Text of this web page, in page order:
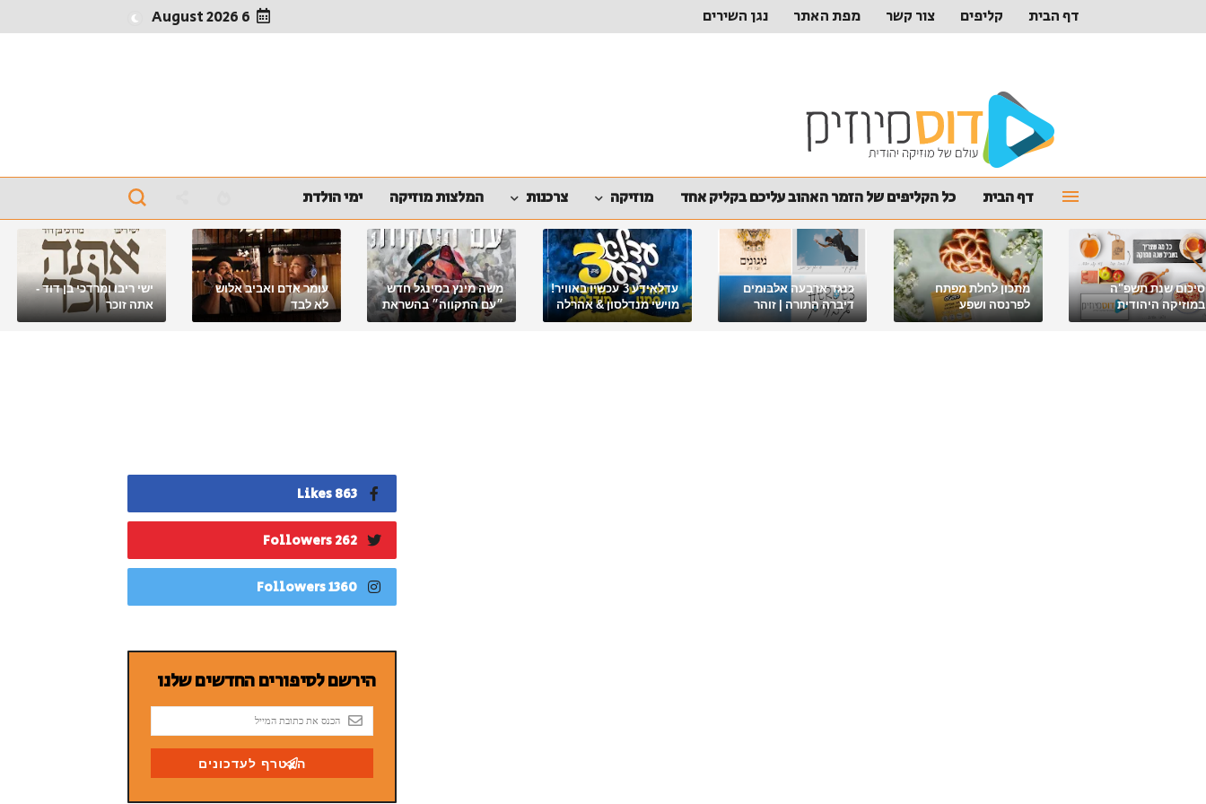
דף הבית קליפים צור קשר מפת האתר נגן השירים 6 August 2026
דף הבית כל הקליפים של הזמר האהוב עליכם בקליק אחד מוזיקה צרכנות המלצות מוזיקה ימי הולדת
סיכום שנת תשפ"ה
במוזיקה היהודית
מתכון לחלת מפתח
לפרנסה ושפע
כנגד ארבעה אלבומים
דיברה התורה | זוהר
מלאכי
עדלאידע 3 עכשיו באוויר!
מוישי מנדלסון & אהרלה
סאמעט באלבום פורימי
משה מינץ בסינגל חדש
״עם התקווה״ בהשראת
ארגון "ביחד ננצח"
עומר אדם ואביב אלוש
לא לבד
ישי ריבו ומרדכי בן דוד -
אתה זוכר
863 Likes
262 Followers
1360 Followers